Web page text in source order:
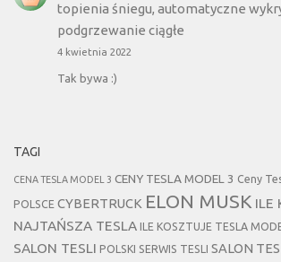
topienia śniegu, automatyczne
podgrzewanie ciągłe
4 kwietnia 2022
Tak bywa :)
TAGI
CENA TESLA MODEL 3 CENY TESLA MODEL 3 Ceny
POLSCE CYBERTRUCK ELON MUSK ILE
NAJTAŃSZA TESLA
ILE KOSZTUJE TESLA
SALON TESLI POLSKI SERWIS TESLI SALON